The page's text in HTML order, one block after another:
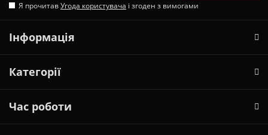
Я прочитавУгода користувача і згоден з вимогами
Інформація
Категорії
Час роботи